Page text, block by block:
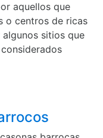
aquellos que
o centros de ricas
sitios que